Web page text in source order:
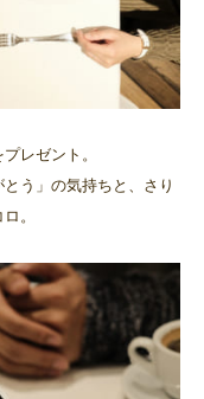
レゼント。
う」の気持ちと、さり
。